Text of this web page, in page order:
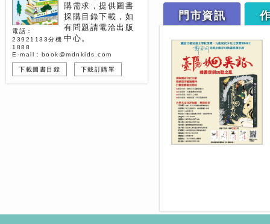
購需求，提供圖書
採購目錄下載，如
有問題請電洽出版
中心。
電話：
23921133分機
1888
E-mail：book@mdnkids.com
下載圖書目錄 下載訂購單
門市資訊